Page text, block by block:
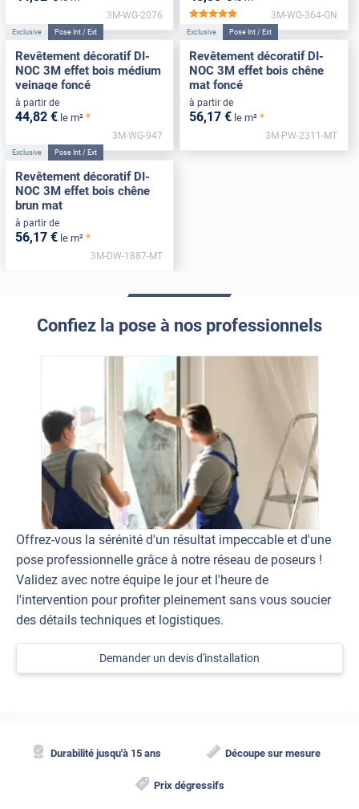
3M-WG-2076 3M-WG-364-GN
Exclusive Pose Int / Ext
Revêtement décoratif DI-
NOC 3M effet bois médium
veinage foncé
à partir de
44,82 € le m² *
3M-WG-947
Exclusive Pose Int / Ext
Revêtement décoratif DI-
NOC 3M effet bois chêne
mat foncé
à partir de
56,17 € le m² *
3M-PW-2311-MT
Exclusive Pose Int / Ext
Revêtement décoratif DI-
NOC 3M effet bois chêne
brun mat
à partir de
56,17 € le m² *
3M-DW-1887-MT
Confiez la pose à nos professionnels
Offrez-vous la sérénité d'un résultat impeccable et d'une
pose professionnelle grâce à notre réseau de poseurs !
Validez avec notre équipe le jour et l'heure de
l'intervention pour profiter pleinement sans vous soucier
des détails techniques et logistiques.
Demander un devis d'installation
Durabilité jusqu'à 15 ans Découpe sur mesure
Prix dégressifs